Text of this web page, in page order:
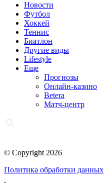
Новости
Футбол
Хоккей
Теннис
Биатлон
Другие виды
Lifestyle
Еще
Прогнозы
Онлайн-казино
Betera
Матч-центр
© Copyright 2026
Политика обработки данных